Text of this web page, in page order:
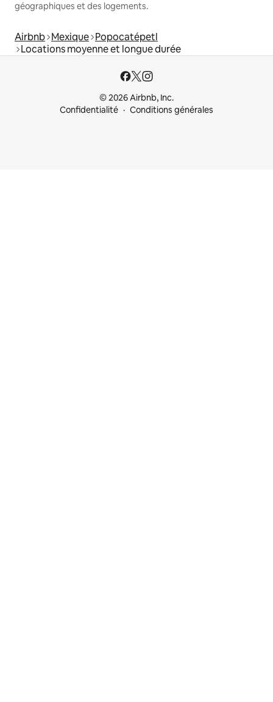
géographiques et des logements.
Airbnb Mexique Popocatépetl
Locations moyenne et longue durée
© 2026 Airbnb, Inc.
Confidentialité
Conditions générales